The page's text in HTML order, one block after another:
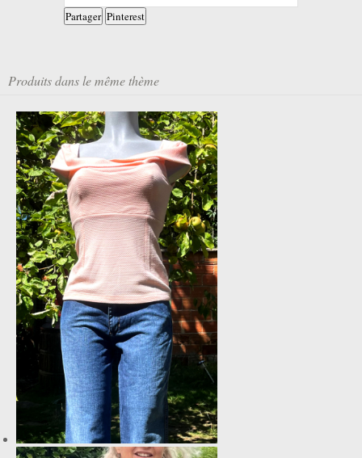
Partager Pinterest
Produits dans le même thème